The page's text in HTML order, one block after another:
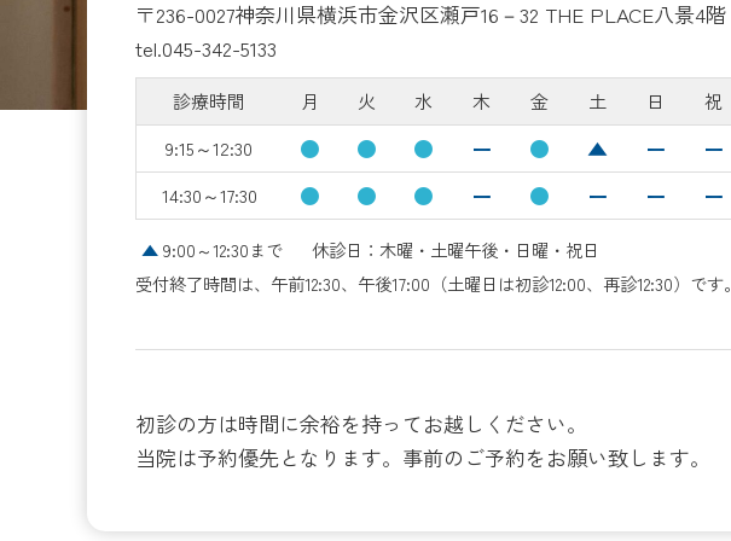
〒236-0027神奈川県横浜市金沢区瀬戸16－32 THE PLACE八景4階
tel.045-342-5133
診療時間 月 火 水 木 金 土 日
祝
9:15～12:30
● ● ● ー ● ▲ ー ー
14:30～17:30 ● ● ● ー ● ー ー ー
▲9:00～12:30まで
休診日：木曜・土曜午後・日曜・祝日
受付終了時間は、午前12:30、午後17:00（土曜日は初診12:00、再診12:30）です。
初診の方は時間に余裕を持ってお越しください。
当院は予約優先となります。事前のご予約をお願い致します。